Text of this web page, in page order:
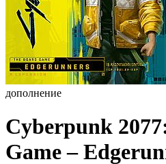
дополнение
Cyberpunk
Game –